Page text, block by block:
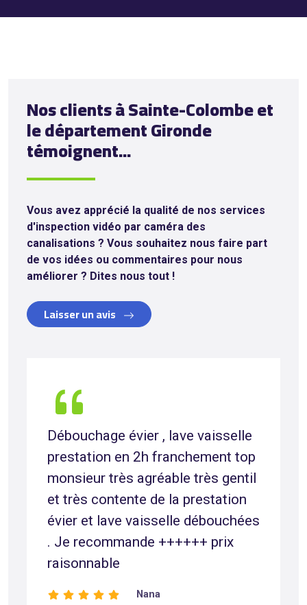
Nos clients à Sainte-Colombe et
le département Gironde
témoignent...
Vous avez apprécié la qualité de nos services
d'inspection vidéo par caméra des
canalisations ? Vous souhaitez nous faire part
de vos idées ou commentaires pour nous
améliorer ? Dites nous tout !
Laisser un avis
Débouchage évier , lave vaisselle
prestation en 2h franchement top
monsieur très agréable très gentil
et très contente de la prestation
évier et lave vaisselle débouchées
. Je recommande ++++++ prix
raisonnable
Nana